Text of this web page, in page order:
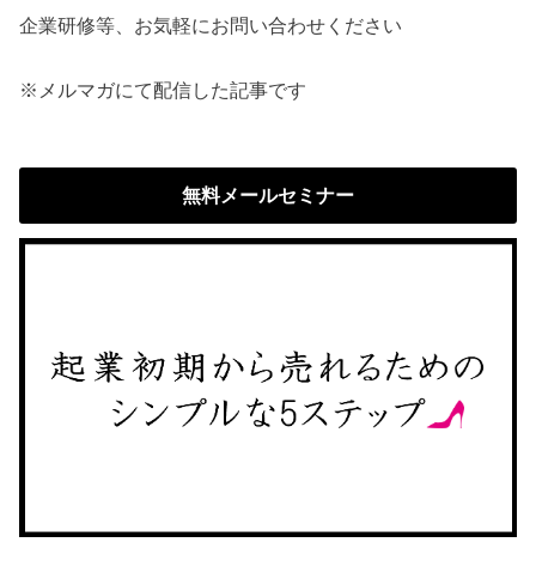
企業研修等、お気軽にお問い合わせください
※メルマガにて配信した記事です
無料メールセミナー